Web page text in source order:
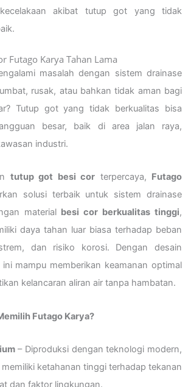
akibat tutup got yang tidak
Futago Karya Tahan Lama
masalah dengan sistem drainase
rusak, atau bahkan tidak aman bagi
Tutup got yang tidak berkualitas bisa
besar, baik di area jalan raya,
industri.
tutup got besi cor terpercaya, Futago
solusi terbaik untuk sistem drainase
material besi cor berkualitas tinggi,
daya tahan luar biasa terhadap beban
dan risiko korosi. Dengan desain
mampu memberikan keamanan optimal
kelancaran aliran air tanpa hambatan.
Futago Karya?
– Diproduksi dengan teknologi modern,
ketahanan tinggi terhadap tekanan
dan faktor lingkungan.